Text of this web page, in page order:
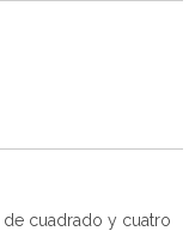
cuadrado y cuatro